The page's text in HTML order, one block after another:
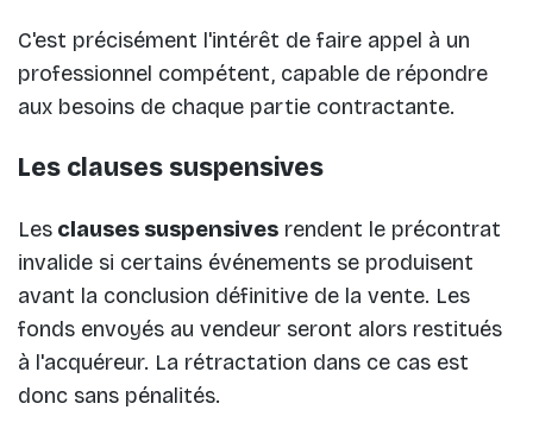
C'est précisément l'intérêt de faire appel à un
professionnel compétent, capable de répondre
aux besoins de chaque partie contractante.
Les clauses suspensives
Les clauses suspensives rendent le précontrat
invalide si certains événements se produisent
avant la conclusion définitive de la vente. Les
fonds envoyés au vendeur seront alors restitués
à l'acquéreur. La rétractation dans ce cas est
donc sans pénalités.